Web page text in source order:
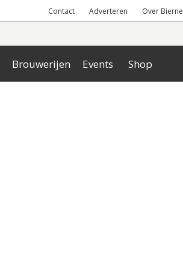
Contact Adverteren Over
Brouwerijen Events Shop